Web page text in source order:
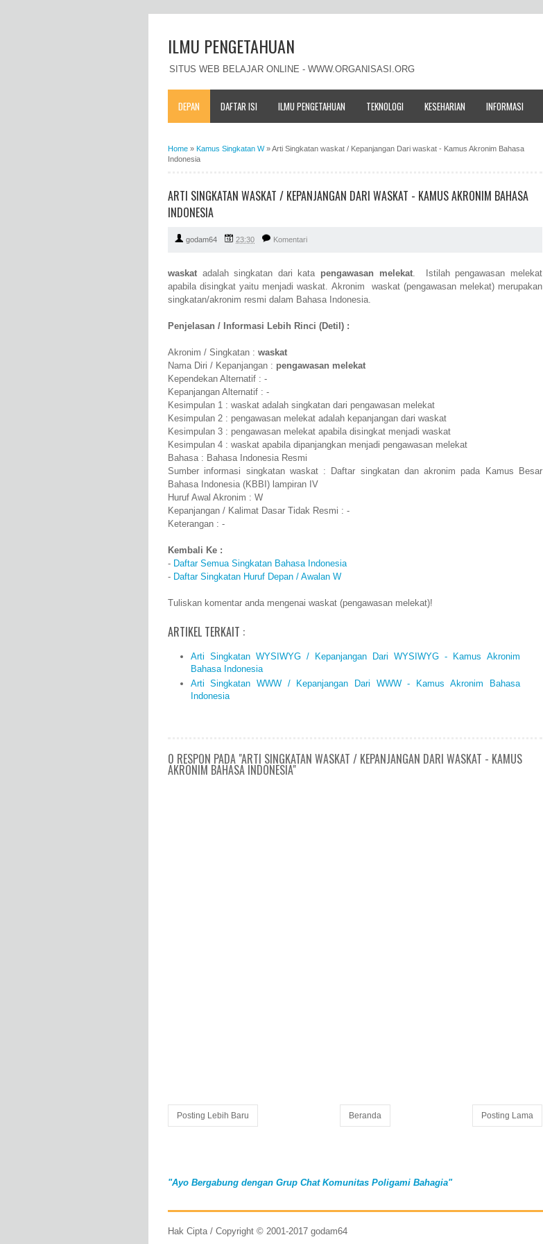
ILMU PENGETAHUAN
SITUS WEB BELAJAR ONLINE - WWW.ORGANISASI.ORG
DEPAN DAFTAR ISI ILMU PENGETAHUAN TEKNOLOGI KESEHARIAN INFORMASI
Home » Kamus Singkatan W»Arti Singkatan waskat / Kepanjangan Dari waskat - Kamus Akronim Bahasa
Indonesia
ARTI SINGKATAN WASKAT / KEPANJANGAN DARI WASKAT - KAMUS AKRONIM BAHASA
INDONESIA
godam64 23:30 Komentari
waskat adalah singkatan dari kata pengawasan melekat. Istilah pengawasan melekat
apabila disingkat yaitu menjadi waskat. Akronim waskat (pengawasan melekat) merupakan
singkatan/akronim resmi dalam Bahasa Indonesia.
Penjelasan / Informasi Lebih Rinci (Detil) :
Akronim / Singkatan : waskat
Nama Diri / Kepanjangan : pengawasan melekat
Kependekan Alternatif : -
Kepanjangan Alternatif : -
Kesimpulan 1 : waskat adalah singkatan dari pengawasan melekat
Kesimpulan 2 : pengawasan melekat adalah kepanjangan dari waskat
Kesimpulan 3 : pengawasan melekat apabila disingkat menjadi waskat
Kesimpulan 4 : waskat apabila dipanjangkan menjadi pengawasan melekat
Bahasa : Bahasa Indonesia Resmi
Sumber informasi singkatan waskat : Daftar singkatan dan akronim pada Kamus Besar
Bahasa Indonesia (KBBI) lampiran IV
Huruf Awal Akronim : W
Kepanjangan / Kalimat Dasar Tidak Resmi : -
Keterangan : -
Kembali Ke :
- Daftar Semua Singkatan Bahasa Indonesia
- Daftar Singkatan Huruf Depan / Awalan W
Tuliskan komentar anda mengenai waskat (pengawasan melekat)!
ARTIKEL TERKAIT :
Arti Singkatan WYSIWYG / Kepanjangan Dari WYSIWYG - Kamus Akronim
Bahasa Indonesia
Arti Singkatan WWW / Kepanjangan Dari WWW - Kamus Akronim Bahasa
Indonesia
0 RESPON PADA "ARTI SINGKATAN WASKAT / KEPANJANGAN DARI WASKAT - KAMUS
AKRONIM BAHASA INDONESIA"
Posting Lebih Baru Posting Lama
Beranda
"Ayo Bergabung dengan Grup Chat Komunitas Poligami Bahagia"
Hak Cipta / Copyright © 2001-2017 godam64